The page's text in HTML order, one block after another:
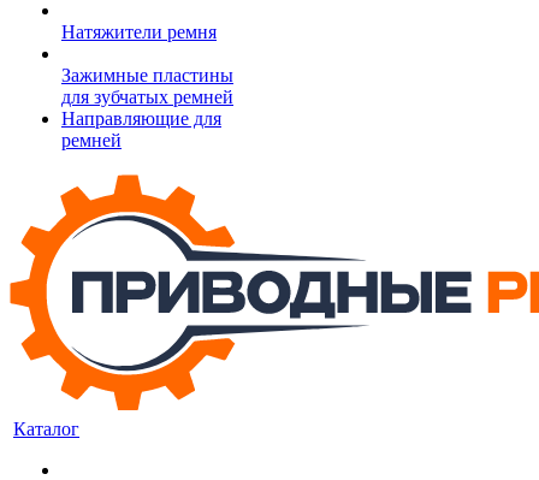
Натяжители ремня
Зажимные пластины
для зубчатых ремней
Направляющие для
ремней
Каталог